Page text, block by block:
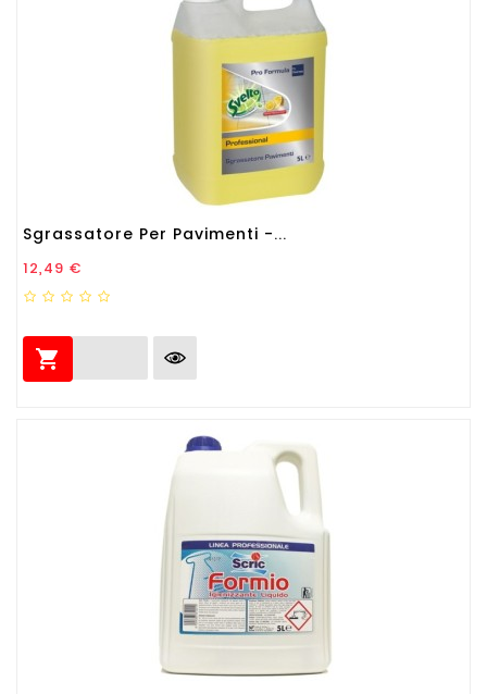
Sgrassatore Per Pavimenti -...
Prezzo
12,49 €
